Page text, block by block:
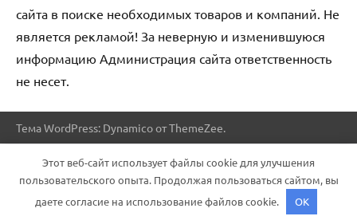
сайта в поиске необходимых товаров и компаний. Не
является рекламой! За неверную и изменившуюся
информацию Администрация сайта ответственность
не несет.
Тема WordPress: Dynamico от ThemeZee.
Этот веб-сайт использует файлы cookie для улучшения
пользовательского опыта. Продолжая пользоваться сайтом, вы
даете согласие на использование файлов cookie.
OK